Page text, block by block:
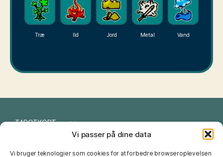
Vi passer på dine data
Vi bruger teknologier som cookies for at forbedre browseroplevelsen
Træ Ild Jord Metal Vand
TAROTKORT